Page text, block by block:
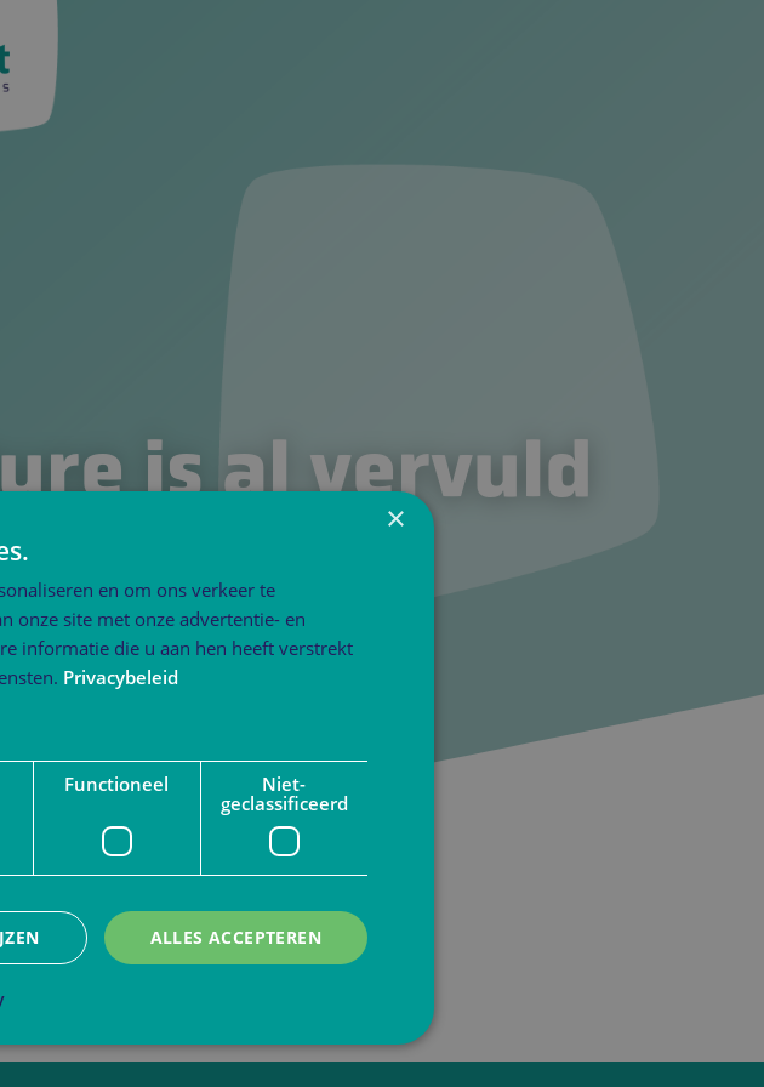
is al vervuld
×
en om ons verkeer te
onze site met onze advertentie- en
informatie die u aan hen heeft verstrekt
Privacybeleid
Functioneel
Niet-
geclassificeerd
ALLES ACCEPTEREN